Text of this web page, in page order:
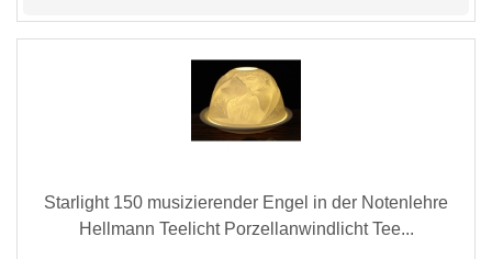
Starlight 150 musizierender Engel in der Notenlehre
Hellmann Teelicht Porzellanwindlicht Tee...